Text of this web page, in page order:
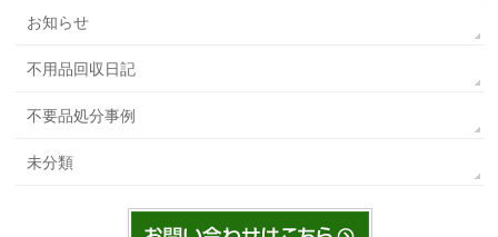
お知らせ
不用品回収日記
不要品処分事例
未分類